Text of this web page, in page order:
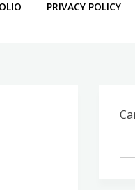
PRIVACY POLICY